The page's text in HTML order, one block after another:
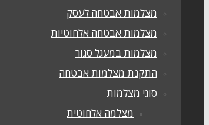
מצלמות אבטחה לעסק
מצלמות אבטחה אלחוטיות
מצלמות במעגל סגור
התקנת מצלמות אבטחה
סוגי מצלמות
מצלמה אלחוטית